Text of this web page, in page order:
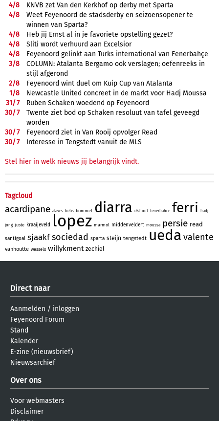
4/8
KNVB zet Van den Kerkhof op derby met Sparta
4/8
Weet Feyenoord de stadsderby en seizoensopener te
winnen van Sparta?
4/8
Heb jij Ernst al in je favoriete opstelling gezet?
4/8
Sliti wordt verhuurd aan Excelsior
4/8
Feyenoord gelinkt aan Turks international van Fenerbahçe
3/8
COLUMN: Atalanta Bergamo ook verslagen; oefenreeks in
stijl afgerond
2/8
Feyenoord wint duel om Kuip Cup van Atalanta
1/8
Newcastle United concreet in de markt voor Hadj Moussa
31/7
Ruben Schaken woedend op Feyenoord
30/7
Twente ziet bod op Schaken resoluut van tafel geveegd
worden
30/7
Feyenoord ziet in Van Rooij opvolger Read
30/7 Interesse in Tengstedt vanuit de MLS
Stel hier in welk nieuws jij belangrijk vindt.
Tagcloud
acardipane alaves betis bommel diarra elshout fenerbahce ferri hadj
jong juste kraaijeveld lopez marmol middenveldert moussa persie read
santigoal sjaakfsociedad sparta steijn tengstedt ueda valente
vanhoutte wessels willykment zechiel
Direct naar
Aanmelden / inloggen
Feyenoord Forum
Stand
Kalender
E-zine (nieuwsbrief)
Nieuwsarchief
Over ons
Voor webmasters
Disclaimer